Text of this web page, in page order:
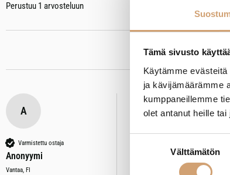
Tämä sivusto
Käytämme
ja kävijämäärämme
kumppaneillemme
olet antanut heille
Välttämätön
Perustuu 1 arvosteluun
A
Varmistettu ostaja
Anonyymi
Vantaa, FI
APS teräksinen
Arvostelija ei jättänyt
Oliko tämä arvostelu hyödyllinen?